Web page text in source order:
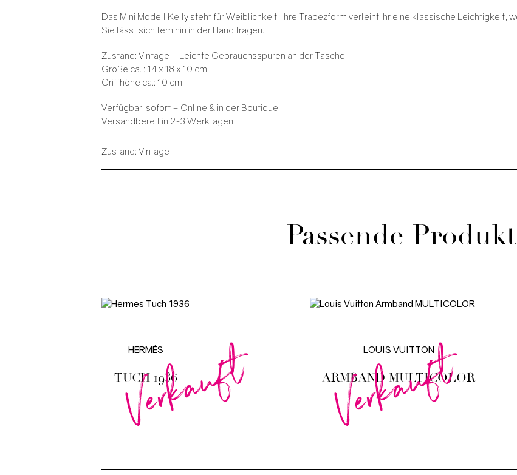
Das Mini Modell Kelly steht für Weiblichkeit. Ihre Trapezform verleiht ihr eine klassische Leichtigkeit,
Sie lässt sich feminin in der Hand tragen.
Zustand: Vintage – Leichte Gebrauchsspuren an der Tasche.
Größe ca. : 14 x 18 x 10 cm
Griffhöhe ca.: 10 cm
Verfügbar: sofort – Online & in der Boutique
Versandbereit in 2-3 Werktagen
Zustand: Vintage
Passende
Verkauft
HERMÈS
TUCH 1936 Verkauft
LOUIS VUITTON
ARMBAND MULTICOLOR